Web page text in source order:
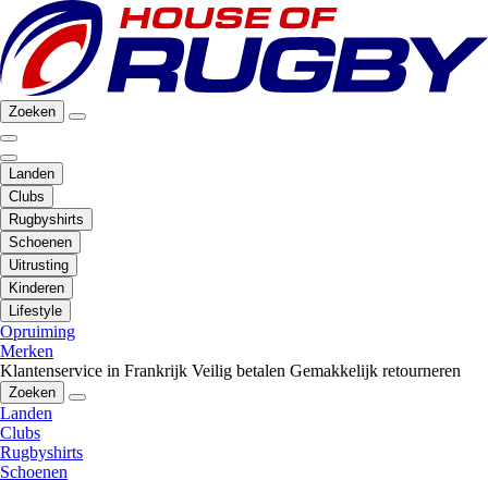
Zoeken
Landen
Clubs
Rugbyshirts
Schoenen
Uitrusting
Kinderen
Lifestyle
Opruiming
Merken
Klantenservice in Frankrijk Veilig betalen Gemakkelijk retourneren
Zoeken
Landen
Clubs
Rugbyshirts
Schoenen